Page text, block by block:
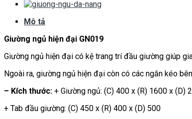
Mô tả
Giường ngủ hiện đại GN019
Giường ngủ hiện đại có kệ trang trí đầu giường giúp
Ngoài ra, giường ngủ hiện đại còn có các ngăn kéo
– Kích thước: + Giường ngủ: (C) 400 x (R) 1600 x (D)
+ Tab đầu giường: (C) 450 x (R) 400 x (D) 500